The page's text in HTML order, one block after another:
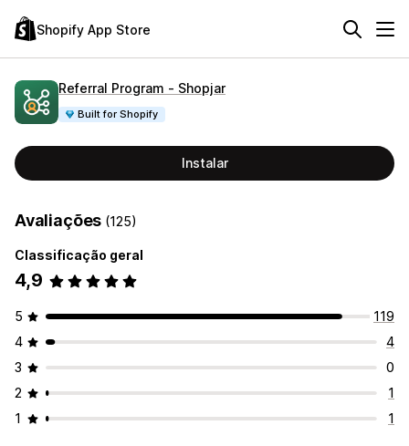
Shopify App Store
Referral Program ‑ Shopjar
Built for Shopify
Instalar
Avaliações (125)
Classificação geral
4,9
5
119
4
4
3
0
2
1
1
1